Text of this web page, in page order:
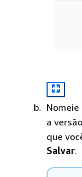
Nomeie
a
que
Salvar.